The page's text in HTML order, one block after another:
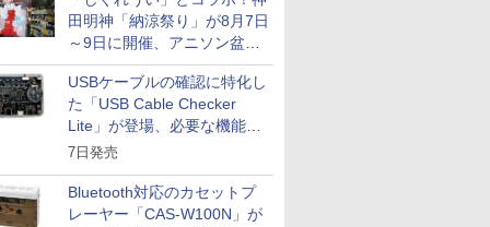
田明神「納涼祭り」が8月7日
～9日に開催、アニソン盆踊
りや屋台グルメなどもあり
USBケーブルの確認に特化し
た「USB Cable Checker
Lite」が登場、必要な機能を
凝縮しコンパクトに
7日発売
Bluetooth対応のカセットプ
レーヤー「CAS-W100N」が